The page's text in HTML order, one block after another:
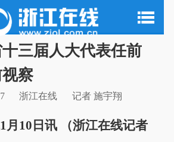
三届人大代表任前
察
浙江在线 记者 施宇翔
月10日讯 （浙江在线记者